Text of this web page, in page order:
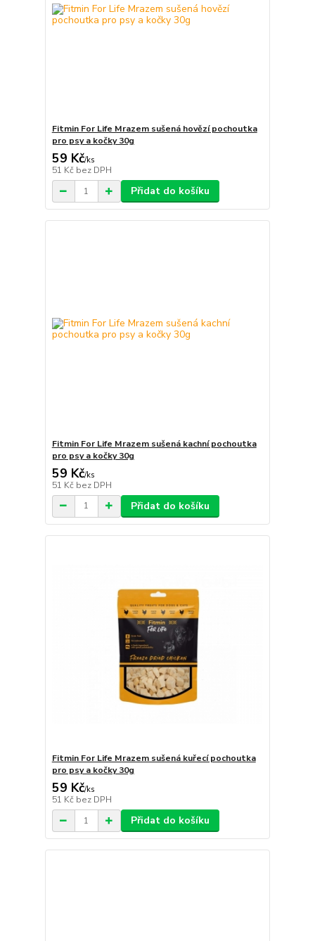
Fitmin For Life Mrazem sušená hovězí pochoutka
pro psy a kočky 30g
59 Kč/ks
51 Kč bez DPH
Přidat do košíku
Fitmin For Life Mrazem sušená kachní pochoutka
pro psy a kočky 30g
59 Kč/ks
51 Kč bez DPH
Přidat do košíku
Fitmin For Life Mrazem sušená kuřecí pochoutka
pro psy a kočky 30g
59 Kč/ks
51 Kč bez DPH
Přidat do košíku